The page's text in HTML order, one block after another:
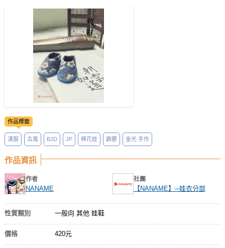
註冊會員
登入
作品標籤
漢服 古風 BJD JP 棉花娃 霹靂 金光 手作
作品資訊
作者
NANAME
社團
【NANAME】─娃衣分部
性質類別 一般向 其他 娃鞋
價格 420元